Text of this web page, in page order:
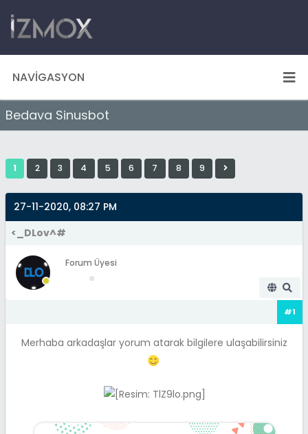
NAVIGASYON
Bedava Sinusbot
1 2 3 4 5 6 7 8 9
27-11-2020, 08:27 PM
<_DLov^#
Forum Üyesi
#1
Merhaba arkadaşlar yorum atarak bilgilere ulaşabilirsiniz